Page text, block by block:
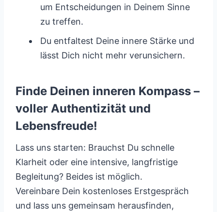
um Entscheidungen in Deinem Sinne
zu treffen.
Du entfaltest Deine innere Stärke und
lässt Dich nicht mehr verunsichern.
Finde Deinen inneren Kompass –
voller Authentizität und
Lebensfreude!
Lass uns starten: Brauchst Du schnelle
Klarheit oder eine intensive, langfristige
Begleitung? Beides ist möglich.
Vereinbare Dein kostenloses Erstgespräch
und lass uns gemeinsam herausfinden,